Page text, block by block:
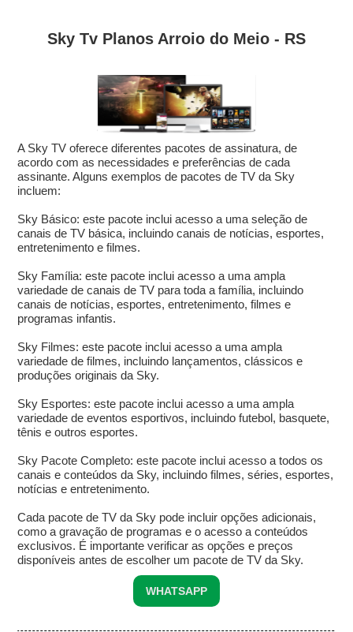
Sky Tv Planos Arroio do Meio - RS
A Sky TV oferece diferentes pacotes de assinatura, de
acordo com as necessidades e preferências de cada
assinante. Alguns exemplos de pacotes de TV da Sky
incluem:
Sky Básico: este pacote inclui acesso a uma seleção de
canais de TV básica, incluindo canais de notícias, esportes,
entretenimento e filmes.
Sky Família: este pacote inclui acesso a uma ampla
variedade de canais de TV para toda a família, incluindo
canais de notícias, esportes, entretenimento, filmes e
programas infantis.
Sky Filmes: este pacote inclui acesso a uma ampla
variedade de filmes, incluindo lançamentos, clássicos e
produções originais da Sky.
Sky Esportes: este pacote inclui acesso a uma ampla
variedade de eventos esportivos, incluindo futebol, basquete,
tênis e outros esportes.
Sky Pacote Completo: este pacote inclui acesso a todos os
canais e conteúdos da Sky, incluindo filmes, séries, esportes,
notícias e entretenimento.
Cada pacote de TV da Sky pode incluir opções adicionais,
como a gravação de programas e o acesso a conteúdos
exclusivos. É importante verificar as opções e preços
disponíveis antes de escolher um pacote de TV da Sky.
WHATSAPP